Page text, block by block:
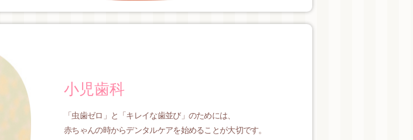
小児歯科
「虫歯ゼロ」と「キレイな歯並び」のためには、
赤ちゃんの時からデンタルケアを始めることが大切です。